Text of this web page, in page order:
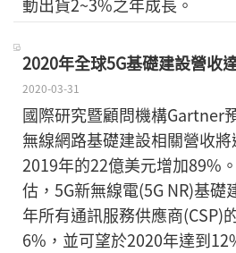
動出貨2~3%之年成長。
2020年全球5G基礎建設營收
2020-03-31
國際研究暨顧問機構Gartner
無線網路基礎建設相關營收
2019年的22億美元增加89%
估，5G新無線電(5G NR)基礎
年所有通訊服務供應商(CSP)
6%，並可望於2020年達到